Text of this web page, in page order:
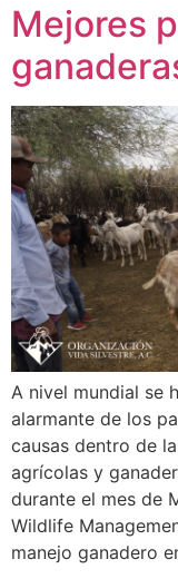
Mejores
A nivel mundial se
alarmante de los
causas dentro de
agrícolas y
durante el mes de
Wildlife
manejo ganadero